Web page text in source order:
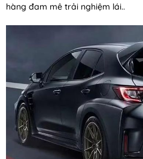
hàng đam mê trải nghiệm lái..